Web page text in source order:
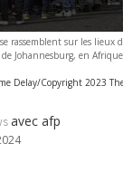
rassemblent sur les lieux
Johannesburg, en
Delay/Copyright 2023
avec afp